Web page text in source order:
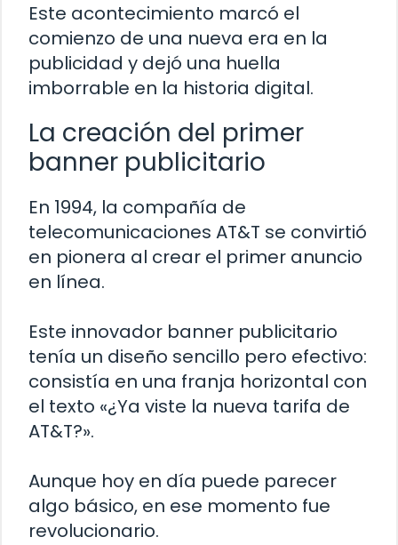
Este acontecimiento marcó el
comienzo de una nueva era en la
publicidad y dejó una huella
imborrable en la historia digital.
La creación del primer
banner publicitario
En 1994, la compañía de
telecomunicaciones AT&T se convirtió
en pionera al crear el primer anuncio
en línea.
Este innovador banner publicitario
tenía un diseño sencillo pero efectivo:
consistía en una franja horizontal con
el texto «¿Ya viste la nueva tarifa de
AT&T?».
Aunque hoy en día puede parecer
algo básico, en ese momento fue
revolucionario.